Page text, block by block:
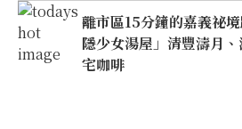
離市區15分鐘的嘉義祕
隱少女湯屋」清豐濤月
宅咖啡